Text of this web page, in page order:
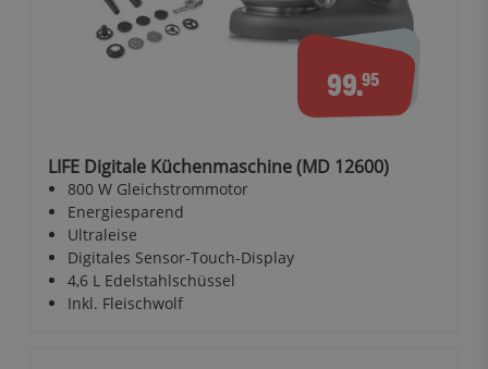
99.95
LIFE Digitale Küchenmaschine (MD 12600)
800 W Gleichstrommotor
Energiesparend
Ultraleise
Digitales Sensor-Touch-Display
4,6 L Edelstahlschüssel
Inkl. Fleischwolf